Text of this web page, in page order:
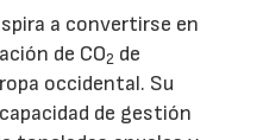
a convertirse en
de CO2 de
occidental. Su
de gestión